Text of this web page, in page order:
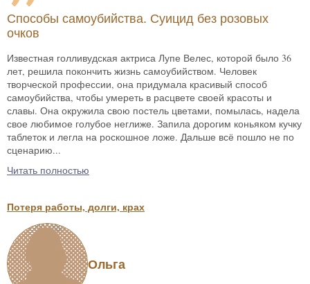
Способы самоубийства. Суицид без розовых
очков
Известная голливудская актриса Лупе Велес, которой было 36
лет, решила покончить жизнь самоубийством. Человек
творческой профессии, она придумала красивый способ
самоубийства, чтобы умереть в расцвете своей красоты и
славы. Она окружила свою постель цветами, помылась, надела
свое любимое голубое неглиже. Запила дорогим коньяком кучку
таблеток и легла на роскошное ложе. Дальше всё пошло не по
сценарию...
Читать полностью
Потеря работы, долги, крах
Ольга